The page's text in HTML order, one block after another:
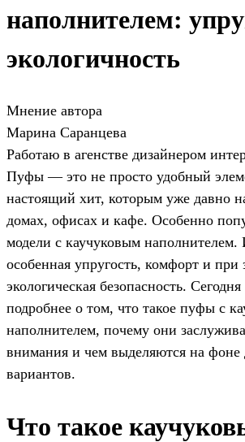
наполнителем:
экологичность
Мнение автора
Марина Саранцева
Работаю в агенстве дизайнером
Пуфы — это не просто удобный
настоящий хит, которым уже давно
домах, офисах и кафе. Особенно
модели с каучуковым наполнителем.
особенная упругость, комфорт и при
экологическая безопасность.
подробнее о том, что такое пуфы с
наполнителем, почему они
внимания и чем выделяются на фоне
вариантов.
Что такое